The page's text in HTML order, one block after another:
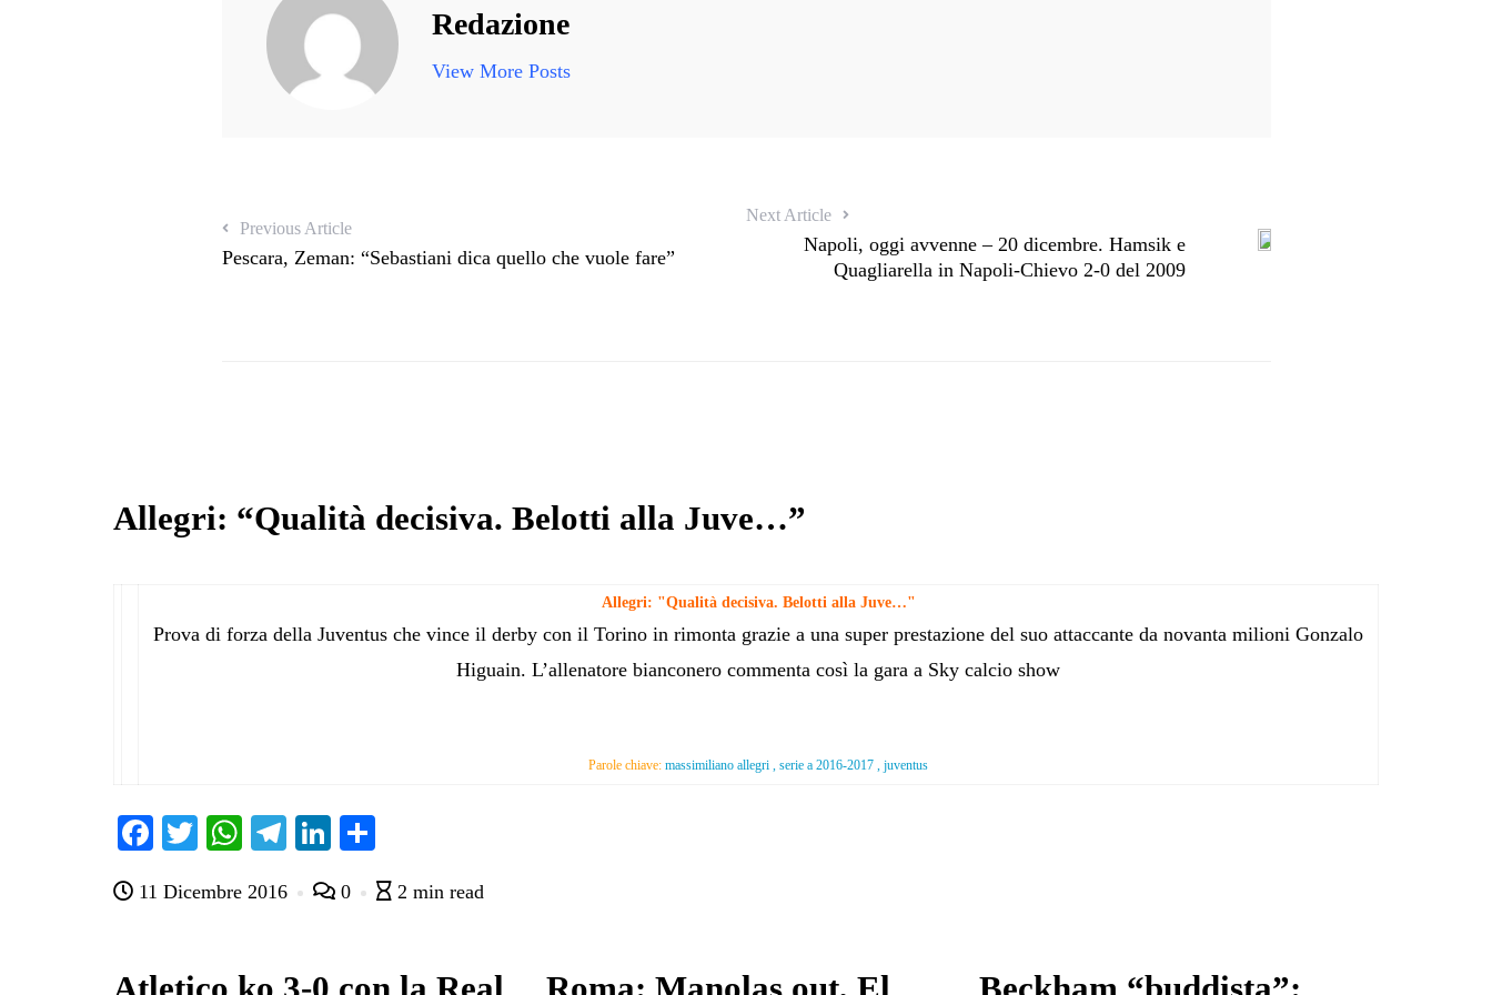
Redazione
View More Posts
Previous Article
Pescara, Zeman: “Sebastiani dica quello che vuole fare”
Next Article
Napoli, oggi avvenne – 20 dicembre. Hamsik e
Quagliarella in Napoli-Chievo 2-0 del 2009
Allegri: “Qualità decisiva. Belotti alla Juve…”
Allegri: "Qualità decisiva. Belotti alla Juve…"
Prova di forza della Juventus che vince il derby con il Torino in rimonta grazie a una super prestazione del suo attaccante da novanta milioni Gonzalo
Higuain. L’allenatore bianconero commenta così la gara a Sky calcio show
Parole chiave: massimiliano allegri , serie a 2016-2017 , juventus
Fa
bo
T
tte
W
ts
pp
Te
gr
m
Li
ed di
di
11 Dicembre 2016 0 2 min read